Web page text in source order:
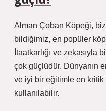
Alman Çoban Köpeği,
bildiğimiz, en popüler
İtaatkarlığı ve zekasıyla
çok güçlüdür. Dünyanın
ve iyi bir eğitimle en
kullanılabilir.